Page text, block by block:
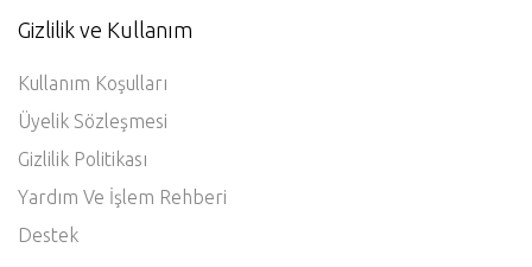
Gizlilik ve Kullanım
Kullanım Koşulları
Üyelik Sözleşmesi
Gizlilik Politikası
Yardım Ve İşlem Rehberi
Destek